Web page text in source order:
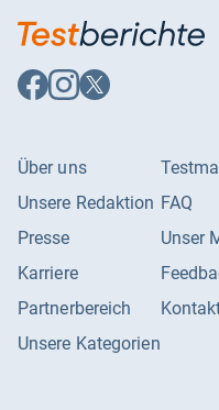
DVB-T2-HD
Twin-Tuner
Bildschirmspiegelung
HbbTV
Media-Streaming
SAT>IP Client
SAT>IP Server
Auf
Facebook
Auf
Instagram
Auf
X
Über uns
Unsere Redaktion
Presse
Karriere
Partnerbereich
Unsere Kategorien
FAQ
Unser